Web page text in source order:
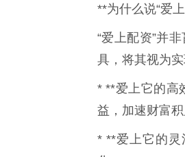
**为什么说“爱
“爱上配资”并
具，将其视为实
* **爱上它的高
益，加速财富积
* **爱上它的